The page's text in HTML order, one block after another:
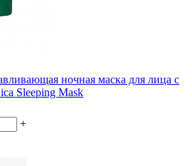
ночная маска для лица с
Sleeping Mask
+